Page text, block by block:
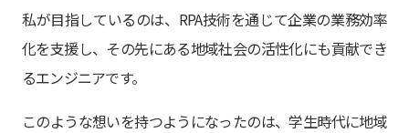
私が目指しているのは、RPA技術を通じて企業の業務効率
化を支援し、その先にある地域社会の活性化にも貢献でき
るエンジニアです。
このような想いを持つようになったのは、学生時代に地域